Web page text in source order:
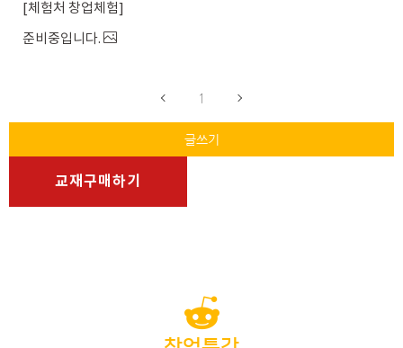
체험처 창업체험
준비중입니다.
1
글쓰기
교재구매하기